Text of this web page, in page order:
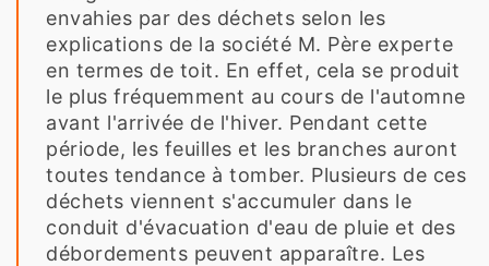
envahies par des déchets selon les
explications de la société M. Père experte
en termes de toit. En effet, cela se produit
le plus fréquemment au cours de l'automne
avant l'arrivée de l'hiver. Pendant cette
période, les feuilles et les branches auront
toutes tendance à tomber. Plusieurs de ces
déchets viennent s'accumuler dans le
conduit d'évacuation d'eau de pluie et des
débordements peuvent apparaître. Les